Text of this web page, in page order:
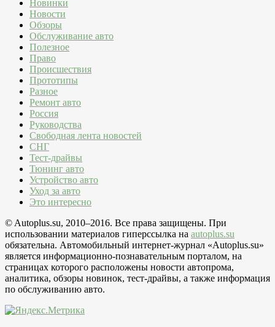
Новинки
Новости
Обзоры
Обслуживание авто
Полезное
Право
Происшествия
Прототипы
Разное
Ремонт авто
Россия
Руководства
Свободная лента новостей
СНГ
Тест-драйвы
Тюнинг авто
Устройство авто
Уход за авто
Это интересно
© Autoplus.su, 2010–2016. Все права защищены. При
использовании материалов гиперссылка на autoplus.su
обязательна. Автомобильный интернет-журнал «Autoplus.su»
является информационно-познавательным порталом, на
страницах которого расположены новости автопрома,
аналитика, обзоры новинок, тест-драйвы, а также информация
по обслуживанию авто.